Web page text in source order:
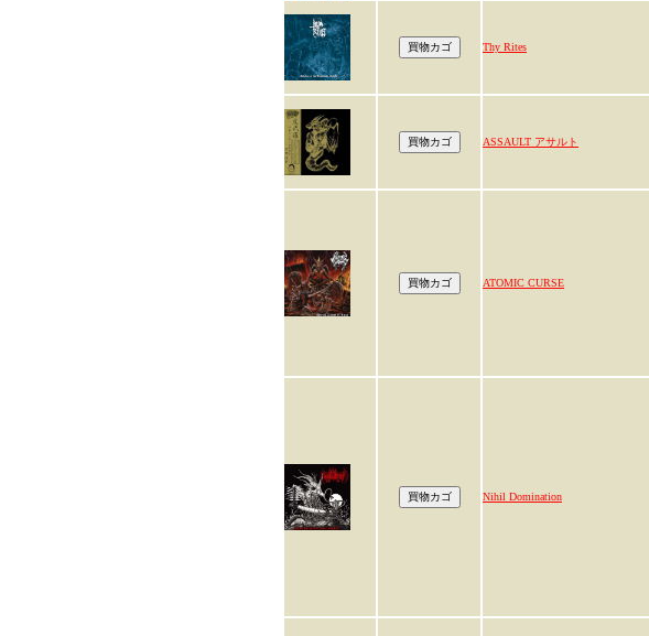
Thy Rites
ASSAULT アサルト
ATOMIC CURSE
Nihil Domination